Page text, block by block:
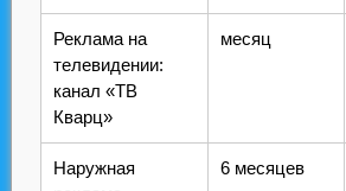
Реклама на
телевидении:
канал «ТВ
Кварц»
месяц
Наружная
6 месяцев